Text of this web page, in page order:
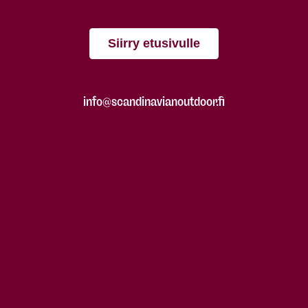
Siirry etusivulle
info@scandinavianoutdoor.fi